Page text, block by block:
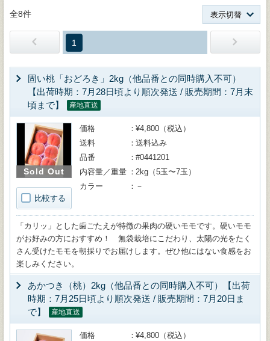
全8件 表示切替
1
固い桃「おどろき」2kg（他品番との同時購入不可）
【出荷時期：7月28日頃より順次発送 / 販売期間：7月末
頃まで】
産地直送
Sold Out
比較する
価格
¥4,800（税込）
送料
送料込み
品番
#0441201
内容量／重量
2kg（5玉〜7玉）
カラー
－
「カリッ」とした歯ごたえが特徴の果肉の硬いモモです。硬いモモ
がお好みの方におすすめ！ 無袋栽培にこだわり、太陽の光をたく
さん受けたモモを朝採りでお届けします。ぜひ他にはない食感をお
楽しみください。
あかつき（桃）2kg（他品番との同時購入不可）【出荷
時期：7月25日頃より順次発送 / 販売期間：7月20日ま
で】
産地直送
価格
¥4,800（税込）